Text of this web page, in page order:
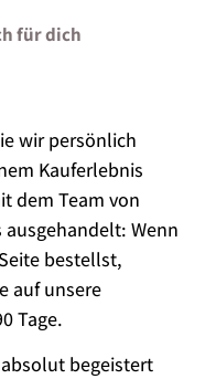
für dich
wir persönlich
Kauferlebnis
dem Team von
Wenn
bestellst,
auf unsere
Tage.
begeistert